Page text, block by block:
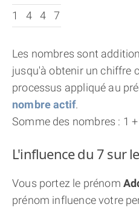
1
4 4 7
Les nombres sont
jusqu'à obtenir un chiffre
processus appliqué au
nombre actif.
Somme des nombres : 1
L'influence du 7 sur
Vous portez le prénom
prénom influence votre